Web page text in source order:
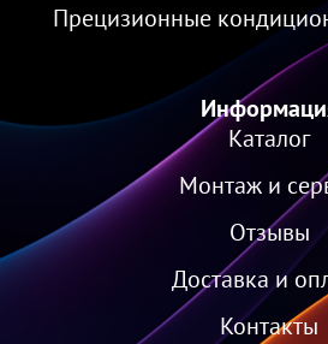
Прецизионные
Каталог
Монтаж и
Отзывы
Доставка и
Контакты